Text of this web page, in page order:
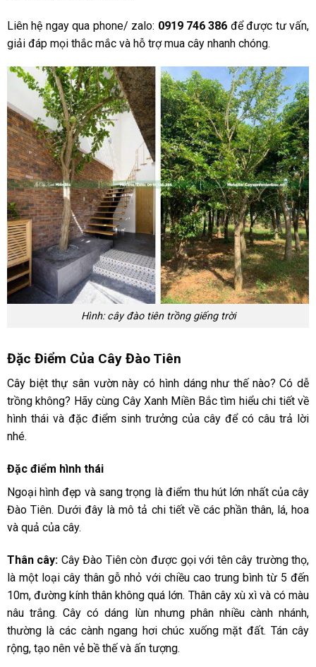
Liên hệ ngay qua phone/ zalo: 0919 746 386 để được tư vấn,
giải đáp mọi thắc mắc và hỗ trợ mua cây nhanh chóng.
Hình: cây đào tiên trồng giếng trời
Đặc Điểm Của Cây Đào Tiên
Cây biệt thự sân vườn này có hình dáng như thế nào? Có dễ
trồng không? Hãy cùng Cây Xanh Miền Bắc tìm hiểu chi tiết về
hình thái và đặc điểm sinh trưởng của cây để có câu trả lời
nhé.
Đặc điểm hình thái
Ngoại hình đẹp và sang trọng là điểm thu hút lớn nhất của cây
Đào Tiên. Dưới đây là mô tả chi tiết về các phần thân, lá, hoa
và quả của cây.
Thân cây: Cây Đào Tiên còn được gọi với tên cây trường thọ,
là một loại cây thân gỗ nhỏ với chiều cao trung bình từ 5 đến
10m, đường kính thân không quá lớn. Thân cây xù xì và có màu
nâu trắng. Cây có dáng lùn nhưng phân nhiều cành nhánh,
thường là các cành ngang hơi chúc xuống mặt đất. Tán cây
rộng, tạo nên vẻ bề thế và ấn tượng.